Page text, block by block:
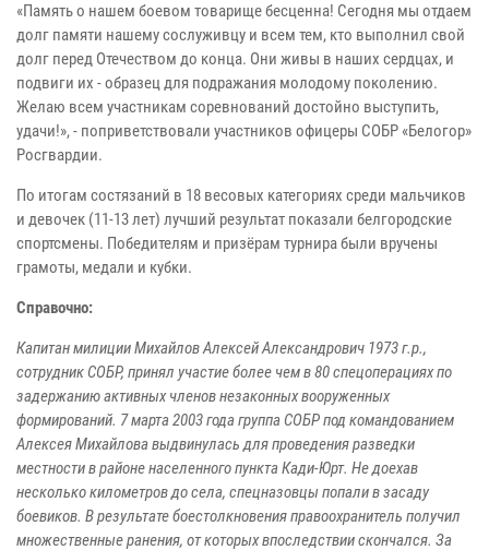
«Память о нашем боевом товарище бесценна! Сегодня мы отдаем
долг памяти нашему сослуживцу и всем тем, кто выполнил свой
долг перед Отечеством до конца. Они живы в наших сердцах, и
подвиги их - образец для подражания молодому поколению.
Желаю всем участникам соревнований достойно выступить,
удачи!», - поприветствовали участников офицеры СОБР «Белогор»
Росгвардии.
По итогам состязаний в 18 весовых категориях среди мальчиков
и девочек (11-13 лет) лучший результат показали белгородские
спортсмены. Победителям и призёрам турнира были вручены
грамоты, медали и кубки.
Справочно:
Капитан милиции Михайлов Алексей Александрович 1973 г.р.,
сотрудник СОБР, принял участие более чем в 80 спецоперациях по
задержанию активных членов незаконных вооруженных
формирований. 7 марта 2003 года группа СОБР под командованием
Алексея Михайлова выдвинулась для проведения разведки
местности в районе населенного пункта Кади-Юрт. Не доехав
несколько километров до села, спецназовцы попали в засаду
боевиков. В результате боестолкновения правоохранитель получил
множественные ранения, от которых впоследствии скончался. За